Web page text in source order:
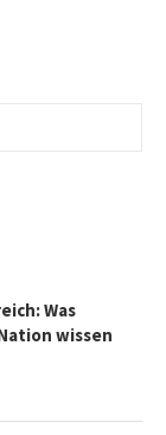
Was
wissen